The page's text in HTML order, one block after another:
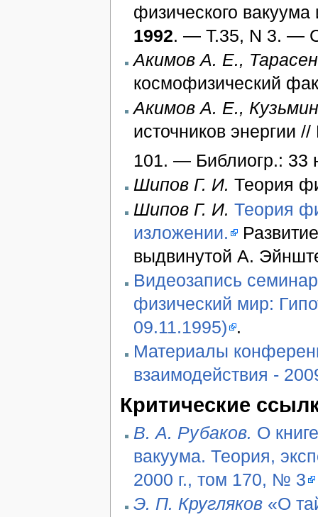
физического
1992. — Т.35, N 3. —
Акимов А. Е.,
космофизический
Акимов А. Е.,
источников энергии
101. — Библиогр.: 33
Шипов Г. И. Теория
Шипов Г. И. Теория
изложении.
выдвинутой А.
Видеозапись
физический мир:
09.11.1995) .
Материалы
взаимодействия -
Критические
В. А. Рубаков. О
вакуума. Теория,
2000 г., том 170, № 3
Э. П. Кругляков«О